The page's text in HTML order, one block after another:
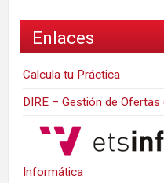
Enlaces
Calcula tu Práctica
DIRE – Gestión de
Informática